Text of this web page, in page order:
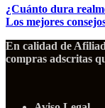
¿Cuánto dura
Los mejores
En calidad de
compras adscritas